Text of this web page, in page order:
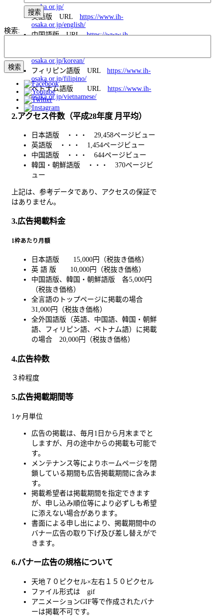
検索:
osaka.or.jp/
英語版 URL https://www.ih-
osaka.or.jp/english/
中国語版 URLhttps://www.ih-
osaka.or.jp/korean/
フィリピン語版 URL https://www.ih-
osaka.or.jp/filipino/
ベトナム語版 URL https://www.ih-
osaka.or.jp/vietnamese/
2.アクセス件数（平成28年度 月平均）
日本語版 ・・・ 29,458ページビュー
英語版 ・・・ 1,454ページビュー
中国語版 ・・・ 644ページビュー
韓国・朝鮮語版 ・・・ 370ページビ
ュー
上記は、参考データであり、アクセスの保証で
はありません。
3.広告掲載料金
1枠あたり月額
日本語版 15,000円（税抜き価格）
英 語 版 10,000円（税抜き価格）
中国語版、韓国・朝鮮語版 各5,000円
（税抜き価格）
全言語のトップページに掲載の場合
31,000円（税抜き価格）
全外国語版（英語、中国語、韓国・朝鮮
語、フィリピン語、ベトナム語）に掲載
の場合 20,000円（税抜き価格）
4.広告枠数
３枠程度
5.広告掲載期間等
1ヶ月単位
広告の掲載は、毎月1日から月末までと
しますが、月の途中からの掲載も可能で
す。
メンテナンス等によりホームページを閉
鎖している期間も広告掲載期間に含みま
す。
掲載希望者は掲載期間を指定できます
が、申し込み順位等により必ずしも希望
に添えない場合があります。
書面による申し出により、掲載期間中の
バナー広告の取り下げ及び差し替えがで
きます。
6.バナー広告の規格について
天地７０ピクセル×左右１５０ピクセル
ファイル形式は gif
アニメーションGIF等で作成されたバナ
ーは掲載不可です。